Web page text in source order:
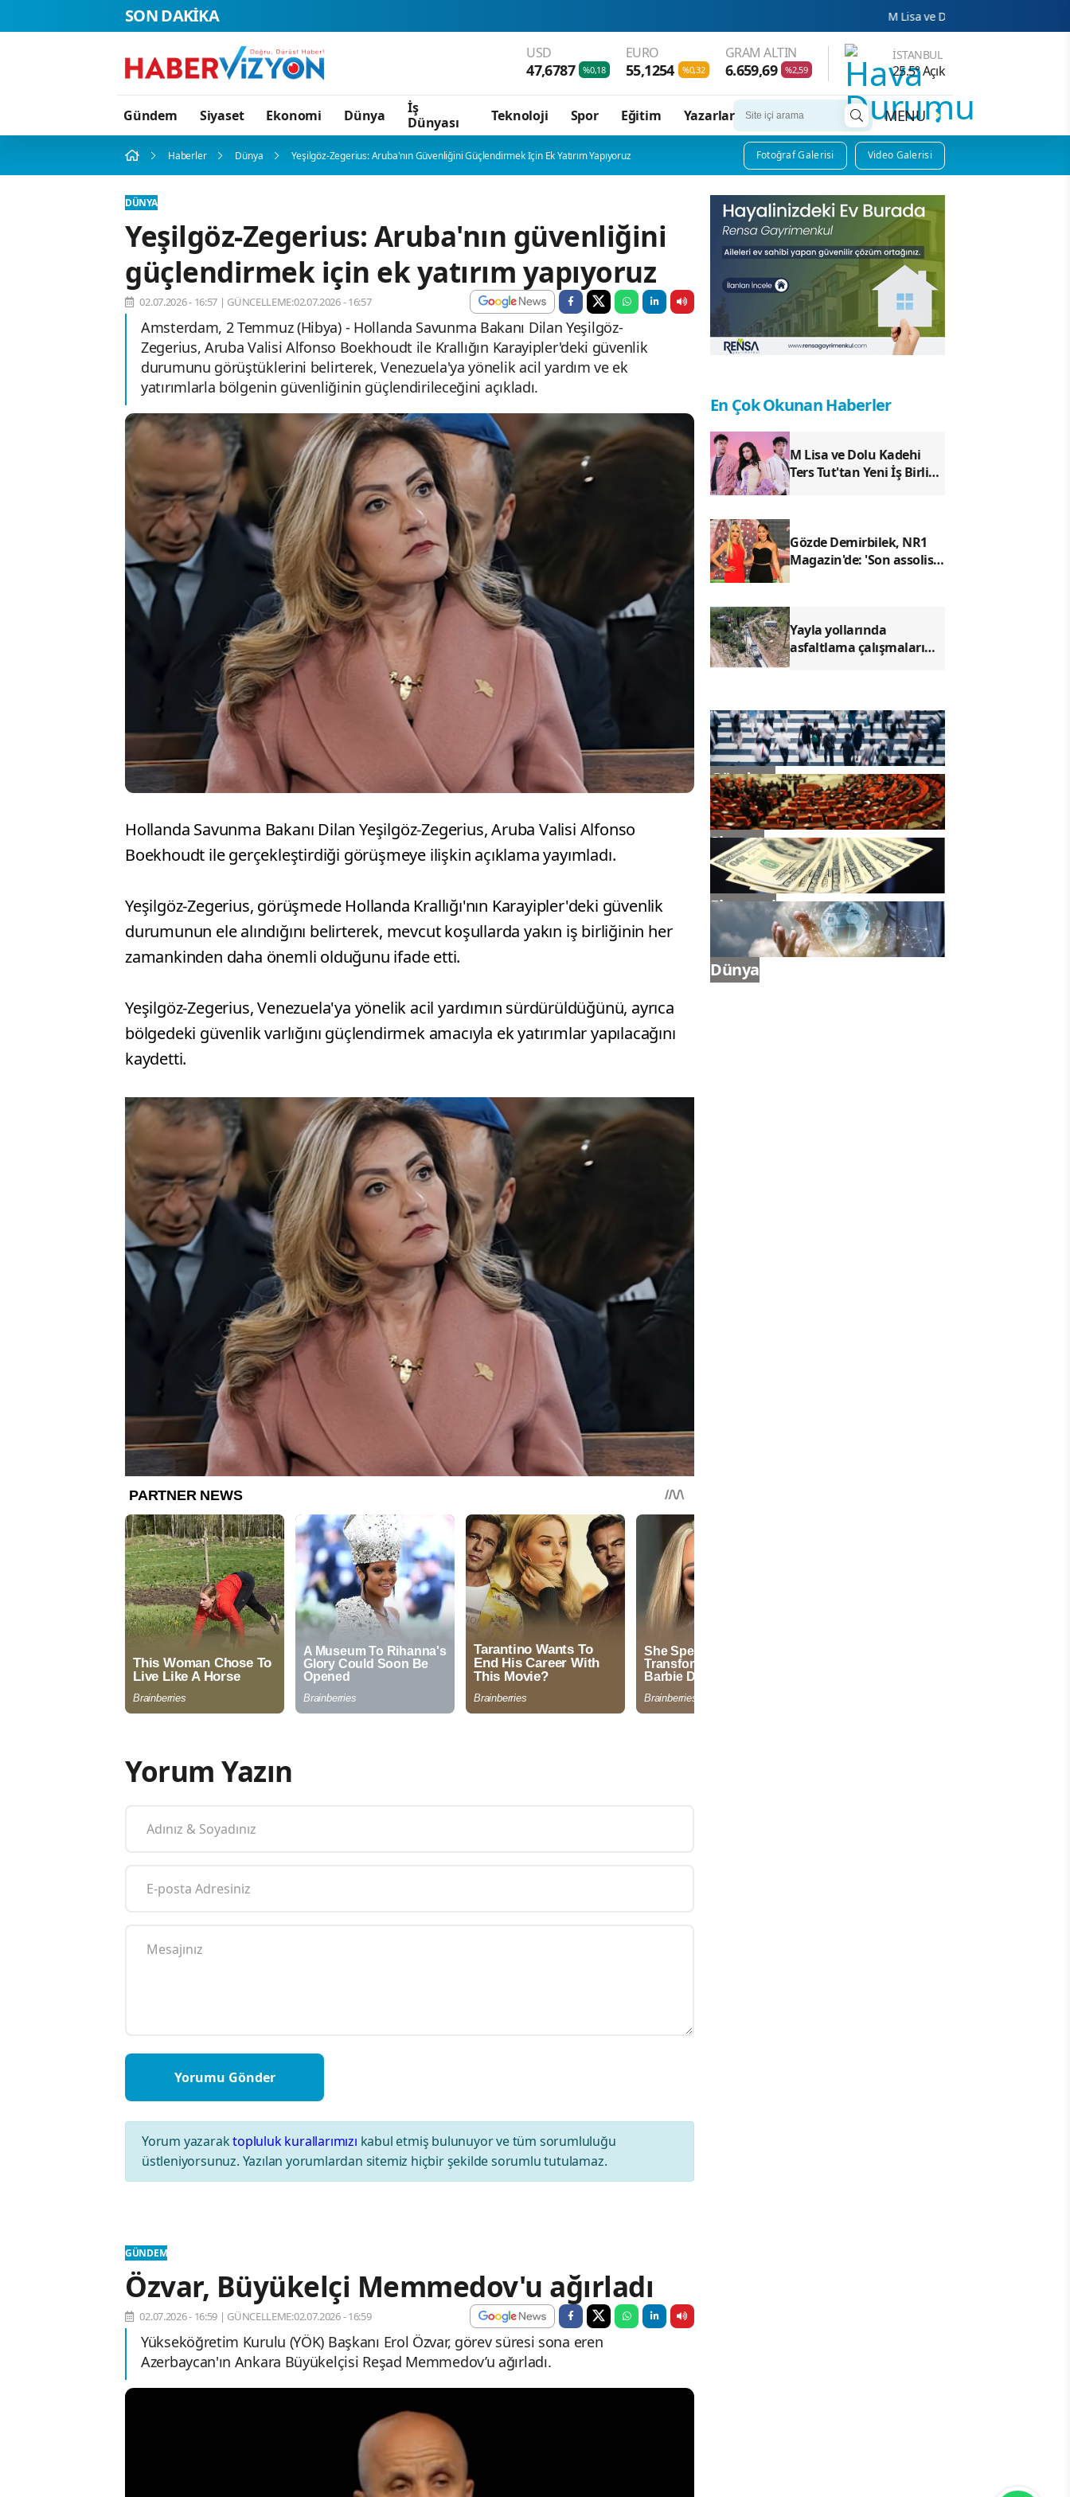
SON DAKİKA M Lisa ve Dolu Kadehi Ters Tut'tan Yeni İş Birliği:
USD
47,6787 %0,18
EURO
55,1254 %0,32
GRAM ALTIN
6.659,69 %2,59
İSTANBUL
25.5° Açık
Gündem Siyaset Ekonomi Dünya
İş
Dünyası
Teknoloji Spor Eğitim Yazarlar MENU
Haberler Dünya Yeşilgöz-Zegerius: Aruba'nın Güvenliğini Güçlendirmek Için Ek Yatırım Yapıyoruz Fotoğraf Galerisi Video Galerisi
DÜNYA
Yeşilgöz-Zegerius: Aruba'nın güvenliğini
güçlendirmek için ek yatırım yapıyoruz
02.07.2026 - 16:57 | GÜNCELLEME:02.07.2026 - 16:57
Amsterdam, 2 Temmuz (Hibya) - Hollanda Savunma Bakanı Dilan Yeşilgöz-
Zegerius, Aruba Valisi Alfonso Boekhoudt ile Krallığın Karayipler'deki güvenlik
durumunu görüştüklerini belirterek, Venezuela'ya yönelik acil yardım ve ek
yatırımlarla bölgenin güvenliğinin güçlendirileceğini açıkladı.
Hollanda Savunma Bakanı Dilan Yeşilgöz-Zegerius, Aruba Valisi Alfonso
Boekhoudt ile gerçekleştirdiği görüşmeye ilişkin açıklama yayımladı.
Yeşilgöz-Zegerius, görüşmede Hollanda Krallığı'nın Karayipler'deki güvenlik
durumunun ele alındığını belirterek, mevcut koşullarda yakın iş birliğinin her
zamankinden daha önemli olduğunu ifade etti.
Yeşilgöz-Zegerius, Venezuela'ya yönelik acil yardımın sürdürüldüğünü, ayrıca
bölgedeki güvenlik varlığını güçlendirmek amacıyla ek yatırımlar yapılacağını
kaydetti.
Yorum Yazın
Yorum yazaraktopluluk kurallarımızı kabul etmiş bulunuyor ve tüm sorumluluğu
üstleniyorsunuz. Yazılan yorumlardan sitemiz hiçbir şekilde sorumlu tutulamaz.
GÜNDEM
Özvar, Büyükelçi Memmedov'u ağırladı
02.07.2026 - 16:59 | GÜNCELLEME:02.07.2026 - 16:59
Yükseköğretim Kurulu (YÖK) Başkanı Erol Özvar, görev süresi sona eren
Azerbaycan'ın Ankara Büyükelçisi Reşad Memmedov’u ağırladı.
En Çok Okunan Haberler
M Lisa ve Dolu Kadehi
Ters Tut'tan Yeni İş Birliği:
Gözde Demirbilek, NR1
Magazin'de: 'Son assolist
Yayla yollarında
asfaltlama çalışmaları
Gündem
Siyaset
Ekonomi
Dünya